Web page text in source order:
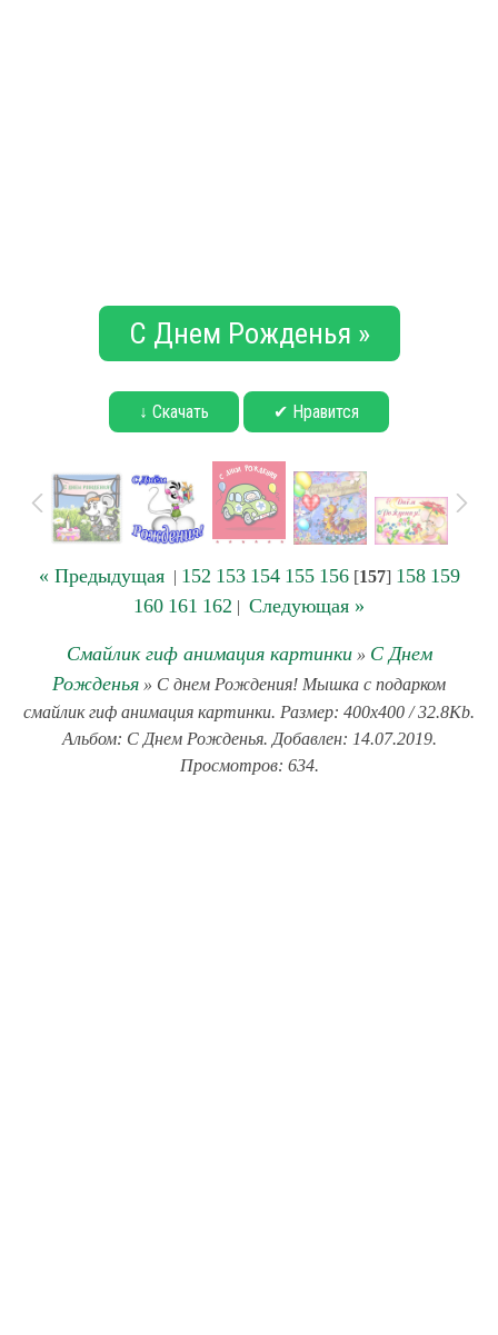
С Днем Рожденья »
↓ Скачать ✔ Нравится
« Предыдущая| 152 153 154 155 156[157] 158 159
160 161 162 | Следующая »
Смайлик гиф анимация картинки» С Днем
Рожденья » С днем Рождения! Мышка с подарком
смайлик гиф анимация картинки. Размер: 400x400 / 32.8Kb.
Альбом: С Днем Рожденья. Добавлен: 14.07.2019.
Просмотров: 634.